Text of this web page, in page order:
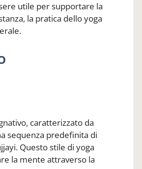
utile per supportare la
la pratica dello yoga
caratterizzato da
sequenza predefinita di
Questo stile di yoga
la mente attraverso la